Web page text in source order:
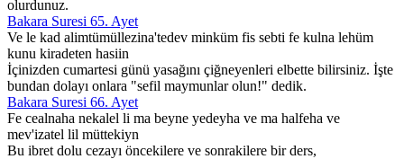
olurdunuz.
Bakara Suresi 65. Ayet
Ve le kad alimtümüllezina'tedev minküm fis sebti fe kulna lehüm
kunu kiradeten hasiin
İçinizden cumartesi günü yasağını çiğneyenleri elbette bilirsiniz. İşte
bundan dolayı onlara "sefil maymunlar olun!" dedik.
Bakara Suresi 66. Ayet
Fe cealnaha nekalel li ma beyne yedeyha ve ma halfeha ve
mev'izatel lil müttekiyn
Bu ibret dolu cezayı öncekilere ve sonrakilere bir ders,